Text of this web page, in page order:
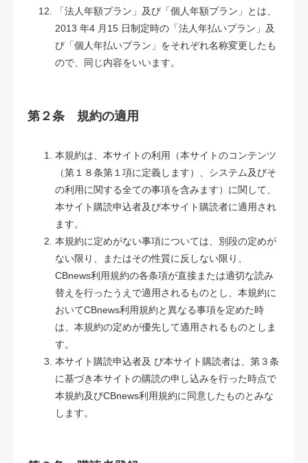
「法人年額プラン」及び「個人年額プラン」とは、
2013 年4 月15 日制定時の「法人年払いプラン」及
び「個人年払いプラン」をそれぞれ名称変更したも
ので、同じ内容をいいます。
第２条 規約の適用
本規約は、本サイトの利用（本サイトのコンテンツ
（第１８条第１項に定義します）、システム及びそ
の利用に関する全ての事項を含みます）に関して、
本サイト購読申込者及び本サイト購読者に適用され
ます。
本規約に定めがない事項については、別段の定めが
ない限り、またはその性質に反しない限り、
CBnews利用規約の各条項が直接または適切な読み
替えを行ったうえで適用されるものとし、本規約に
おいてCBnews利用規約と異なる事項を定めた時
は、本規約の定めが優先して適用されるものとしま
す。
本サイト購読申込者及 び本サイト購読者は、第３条
に基づき本サイトの購読の申し込みを行った時点で
本規約及びCBnews利用規約に同意したものとみな
します。